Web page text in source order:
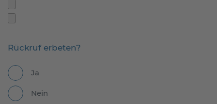
Rückruf erbeten?
Ja
Nein